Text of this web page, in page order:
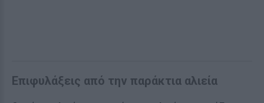
Επιφυλάξεις από την παράκτια αλιεία